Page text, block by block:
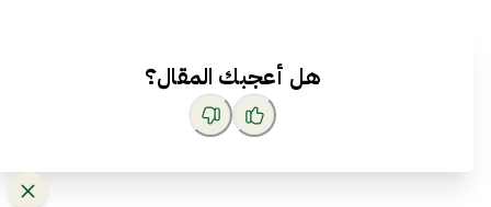
هل أعجبك المقال؟